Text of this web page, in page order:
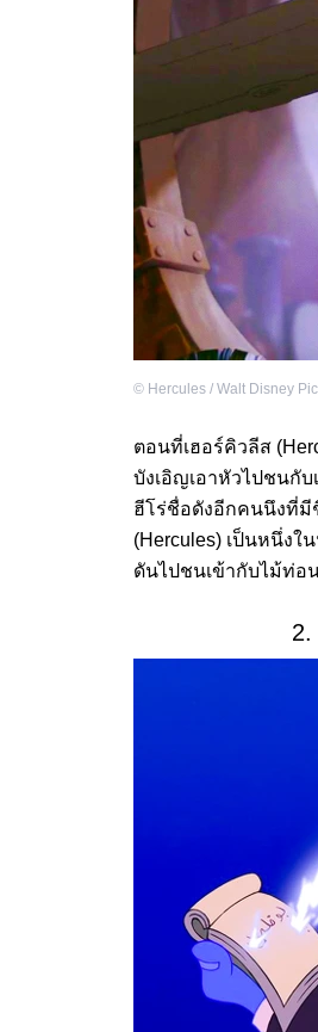
© Hercules / Walt Disney
ตอนที่เฮอร์คิวลีส
บังเอิญเอาหัวไปชนกับ
ฮีโร่ชื่อดังอีกคนนึงที่มี
(Hercules) เป็นหนึ่ง
ดันไปชนเข้ากับไม้ท่อ
2.